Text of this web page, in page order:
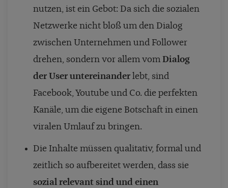
nutzen, ist ein Gebot: Da sich die sozialen
Netzwerke nicht bloß um den Dialog
zwischen Unternehmen und Follower
drehen, sondern vor allem vomDialog
der User untereinander lebt, sind
Facebook, Youtube und Co. die perfekten
Kanäle, um die eigene Botschaft in einen
viralen Umlauf zu bringen.
Die Inhalte müssen qualitativ, formal und
zeitlich so aufbereitet werden, dass sie
sozial relevant sind und einen